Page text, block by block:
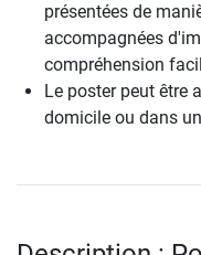
présentées de
accompagnées
compréhension
Le poster peut être
domicile ou dans